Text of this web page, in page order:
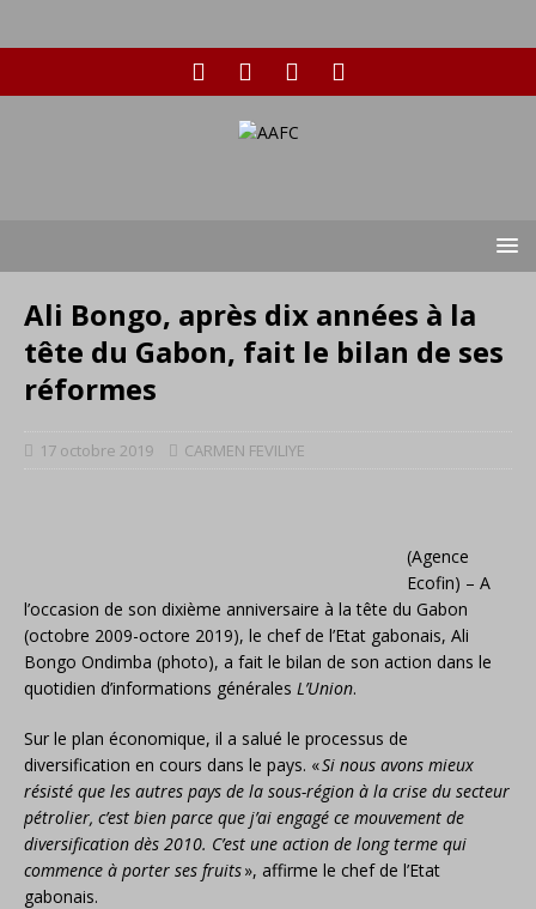
Ali Bongo, après dix années à la
tête du Gabon, fait le bilan de ses
réformes
17 octobre 2019 CARMEN FEVILIYE
(Agence
Ecofin) – A
l’occasion de son dixième anniversaire à la tête du Gabon
(octobre 2009-octore 2019), le chef de l’Etat gabonais, Ali
Bongo Ondimba (photo), a fait le bilan de son action dans le
quotidien d’informations générales L’Union.
Sur le plan économique, il a salué le processus de
diversification en cours dans le pays. «Si nous avons mieux
résisté que les autres pays de la sous-région à la crise du secteur
pétrolier, c’est bien parce que j’ai engagé ce mouvement de
diversification dès 2010. C’est une action de long terme qui
commence à porter ses fruits», affirme le chef de l’Etat
gabonais.